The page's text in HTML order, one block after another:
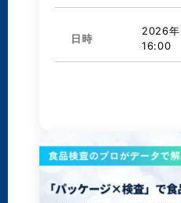
日時
2026
16:00